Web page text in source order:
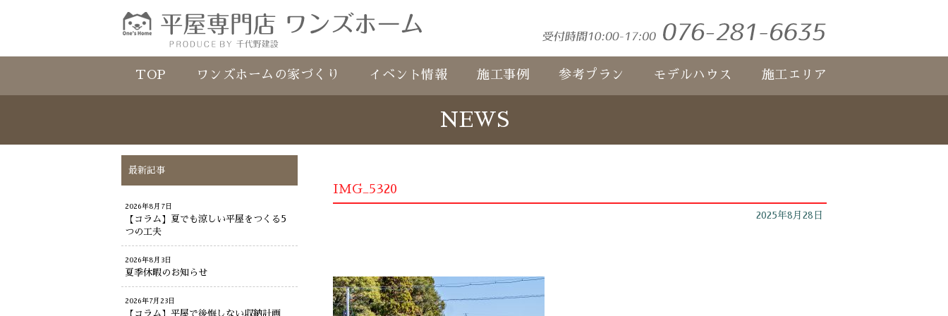
TOP ワンズホームの家づくり イベント情報 施工事例 参考プラン モデルハウス 施工エリア
NEWS
IMG_5320
2025年8月28日
最新記事
2026年8月7日
【コラム】夏でも涼しい平屋をつくる5
つの工夫
2026年8月3日
夏季休暇のお知らせ
2026年7月23日
【コラム】平屋で後悔しない収納計画